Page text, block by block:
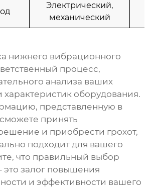
Электрический,
механический
нижнего вибрационного
процесс,
анализа ваших
характеристик оборудования.
представленную в
принять
и приобрести грохот,
подходит для вашего
что правильный выбор
это залог повышения
и эффективности вашего